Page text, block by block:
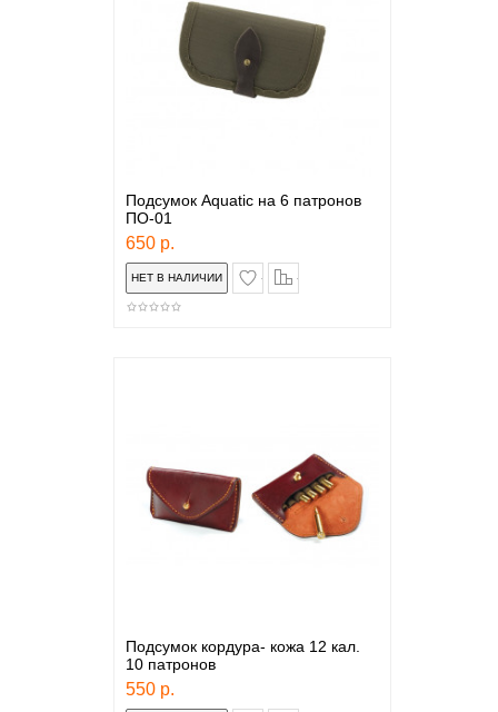
Подсумок Aquatic на 6 патронов
ПО-01
650 р.
в закладки
Подсумок кордура- кожа 12 кал.
10 патронов
550 р.